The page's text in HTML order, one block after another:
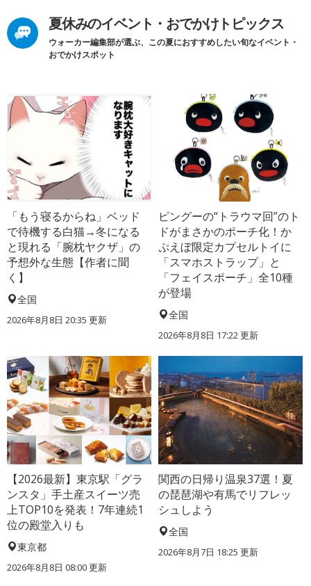
夏休みのイベント・おでかけトピックス
ウォーカー編集部が選ぶ、この夏におすすめしたい旬なイベント・
おでかけスポット
「もう寝るからね」ベッド
で待機する白猫→冬になる
と現れる「腕枕ヤクザ」の
予想外な生態【作者に聞
く】
全国
2026年8月8日 20:35 更新
ピングーの“トラウマ回”のト
ドがまさかのポーチ化！か
ぷえぼ限定カプセルトイに
「スマホストラップ」と
「フェイスポーチ」全10種
が登場
全国
2026年8月8日 17:22更新
【2026最新】東京駅「グラ
ンスタ」手土産スイーツ売
上TOP10を発表！7年連続1
位の殿堂入りも
東京都
2026年8月8日 08:00更新
関西の日帰り温泉37選！夏
の琵琶湖や有馬でリフレッ
シュしよう
全国
2026年8月7日 18:25 更新